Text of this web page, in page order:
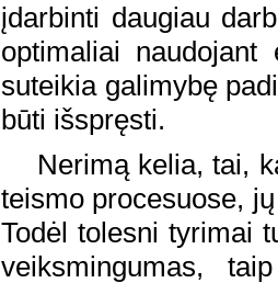
įdarbinti daugiau
optimaliai
suteikia galimybę
būti išspręsti.
Nerimą kelia, tai,
teismo procesuose,
Todėl tolesni tyrimai
veiksmingumas,